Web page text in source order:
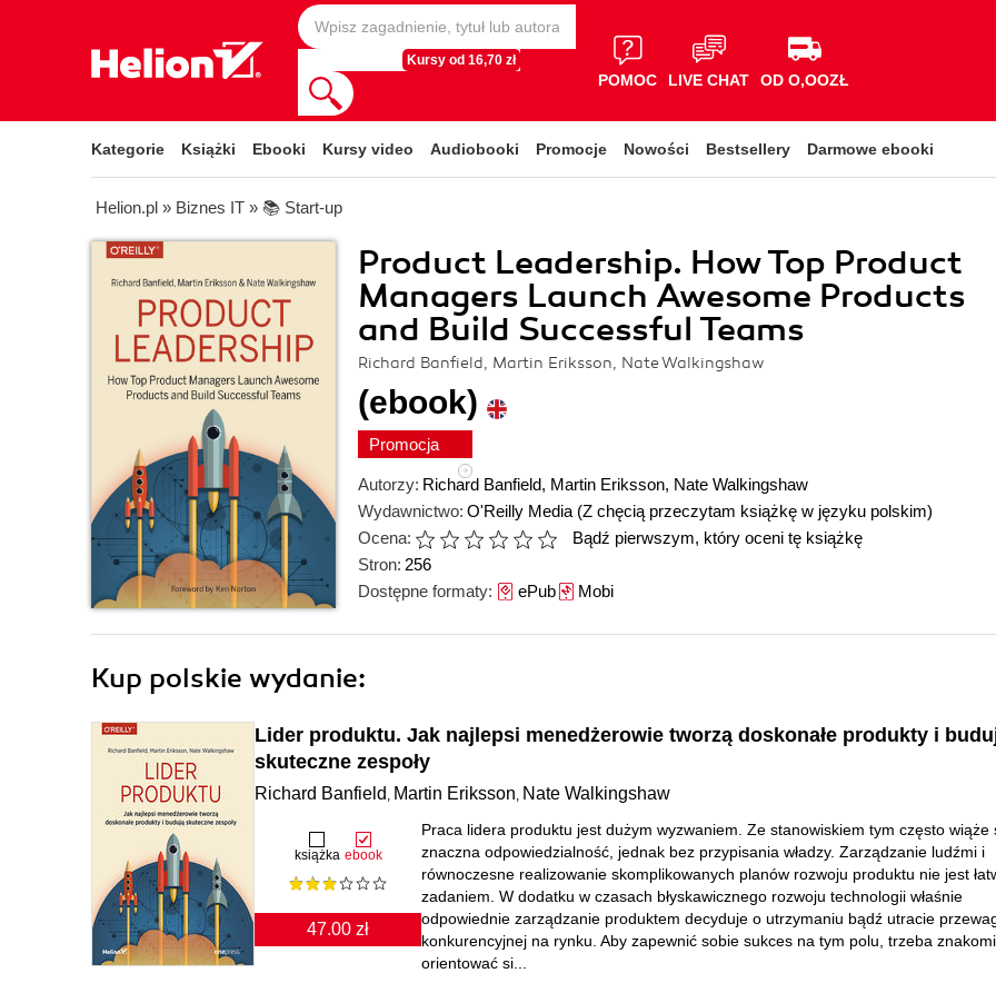
Kursy od 16,70 zł
POMOC LIVE CHAT OD O,OOZŁ
Kategorie Książki Ebooki Kursy video Audiobooki Promocje Nowości Bestsellery Darmowe ebooki
Helion.pl » Biznes IT » 📚 Start-up
Product Leadership. How Top Product
Managers Launch Awesome Products
and Build Successful Teams
Richard Banfield, Martin Eriksson, Nate Walkingshaw
(ebook)
Promocja
Autorzy: Richard Banfield, Martin Eriksson, Nate Walkingshaw
Wydawnictwo: O'Reilly Media (Z chęcią przeczytam książkę w języku polskim)
Ocena:
Bądź pierwszym, który oceni tę książkę
Stron: 256
Dostępne formaty: ePubMobi
Kup polskie wydanie:
Lider produktu. Jak najlepsi menedżerowie tworzą doskonałe produkty i
skuteczne zespoły
Richard Banfield , Martin Eriksson, Nate Walkingshaw
książka ebook
47.00 zł
Praca lidera produktu jest dużym wyzwaniem. Ze stanowiskiem tym często wiąże
znaczna odpowiedzialność, jednak bez przypisania władzy. Zarządzanie ludźmi i
równoczesne realizowanie skomplikowanych planów rozwoju produktu nie jest
zadaniem. W dodatku w czasach błyskawicznego rozwoju technologii właśnie
odpowiednie zarządzanie produktem decyduje o utrzymaniu bądź utracie
konkurencyjnej na rynku. Aby zapewnić sobie sukces na tym polu, trzeba
orientować si...